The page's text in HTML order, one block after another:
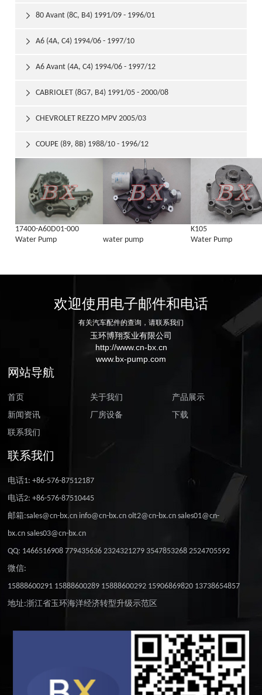
80 Avant (8C, B4) 1991/09 - 1996/01

A6 (4A, C4) 1994/06 - 1997/10

A6 Avant (4A, C4) 1994/06 - 1997/12

CABRIOLET (8G7, B4) 1991/05 - 2000/08

CHEVROLET REZZO MPV 2005/03

COUPE (89, 8B) 1988/10 - 1996/12

17400-A60D01-000
Water Pump
water pump
K105
Water Pump
欢迎使用电子邮件和电话
有关汽车配件的查询，请联系我们
玉环博翔泵业有限公司
http://www.cn-bx.cn
www.bx-pump.com
网站导航
首页 关于我们
产品展示
新闻资讯
厂房设备
下载
联系我们
联系我们
电话1: +86-576-87512187
电话2: +86-576-87510445
邮箱:sales@cn-bx.cn info@cn-bx.cn olt2@cn-bx.cn sales01@cn-
bx.cn sales03@cn-bx.cn
QQ: 1466516908 779435636 2324321279 3547853268 2524705592
微信:
15888600291 15888600289 15888600292 15906869820 13738654857
地址:浙江省玉环海洋经济转型升级示范区